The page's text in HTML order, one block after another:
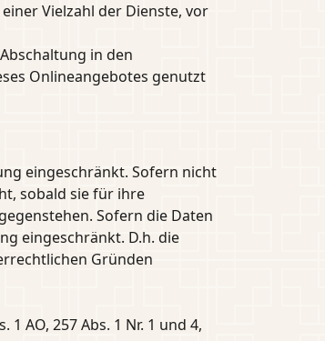
Vielzahl der Dienste, vor
in den
Onlineangebotes genutzt
eingeschränkt. Sofern nicht
sobald sie für ihre
Sofern die Daten
eingeschränkt. D.h. die
Gründen
AO, 257 Abs. 1 Nr. 1 und 4,